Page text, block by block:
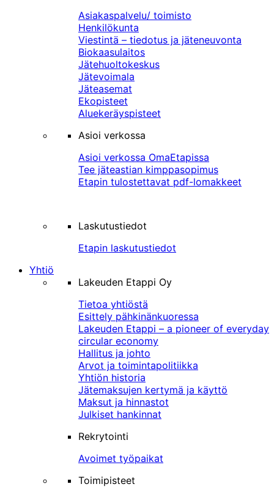
Asiakaspalvelu/ toimisto
Henkilökunta
Viestintä – tiedotus ja jäteneuvonta
Biokaasulaitos
Jätehuoltokeskus
Jätevoimala
Jäteasemat
Ekopisteet
Aluekeräyspisteet
Asioi verkossa
Asioi verkossa OmaEtapissa
Tee jäteastian kimppasopimus
Etapin tulostettavat pdf-lomakkeet
Laskutustiedot
Etapin laskutustiedot
Yhtiö
Lakeuden Etappi Oy
Tietoa yhtiöstä
Esittely pähkinänkuoressa
Lakeuden Etappi – a pioneer of everyday
circular economy
Hallitus ja johto
Arvot ja toimintapolitiikka
Yhtiön historia
Jätemaksujen kertymä ja käyttö
Maksut ja hinnastot
Julkiset hankinnat
Rekrytointi
Avoimet työpaikat
Toimipisteet